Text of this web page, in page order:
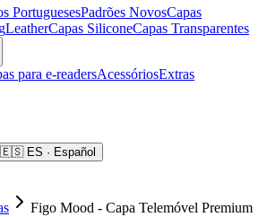
PortuguesesPadrões NovosCapas
LeatherCapas SiliconeCapas Transparentes
para e-readersAcessóriosExtras
🇪🇸 ES · Español
Figo Mood - Capa Telemóvel Premium